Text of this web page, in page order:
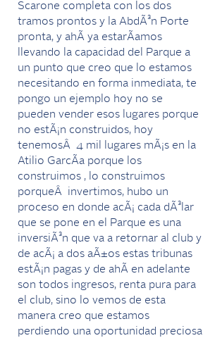
Scarone completa con los dos
tramos prontos y la AbdÃ³n Porte
pronta, y ahÃ­ ya estarÃ­amos
llevando la capacidad del Parque a
un punto que creo que lo estamos
necesitando en forma inmediata, te
pongo un ejemplo hoy no se
pueden vender esos lugares porque
no estÃ¡n construidos, hoy
tenemosÂ 4 mil lugares mÃ¡s en la
Atilio GarcÃ­a porque los
construimos , lo construimos
porqueÂ invertimos, hubo un
proceso en donde acÃ¡ cada dÃ³lar
que se pone en el Parque es una
inversiÃ³n que va a retornar al club y
de acÃ¡ a dos aÃ±os estas tribunas
estÃ¡n pagas y de ahÃ­ en adelante
son todos ingresos, renta pura para
el club, sino lo vemos de esta
manera creo que estamos
perdiendo una oportunidad preciosa